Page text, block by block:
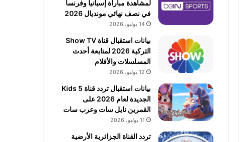
لمشاهدة مباراة إسبانيا وفرنسا
في نصف نهائي مونديال 2026
14 يوليو، 2026
بيانات استقبال قناة Show TV
التركية 2026 لمتابعة أحدث
المسلسلات والأفلام
12 يوليو، 2026
بيانات استقبال تردد قناة 5 Kids
الجديدة لعام 2026 على
القمرين نايل سات وعرب سات
11 يوليو، 2026
تردد القناة الجزائرية الأرضية